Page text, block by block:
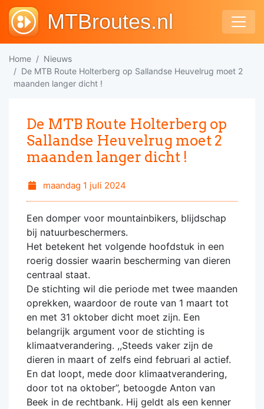
MTBroutes.nl
Home
Nieuws
De MTB Route Holterberg op Sallandse Heuvelrug moet 2
maanden langer dicht !
De MTB Route Holterberg op
Sallandse Heuvelrug moet 2
maanden langer dicht !
maandag 1 juli 2024
Een domper voor mountainbikers, blijdschap
bij natuurbeschermers.
Het betekent het volgende hoofdstuk in een
roerig dossier waarin bescherming van dieren
centraal staat.
De stichting wil die periode met twee maanden
oprekken, waardoor de route van 1 maart tot
en met 31 oktober dicht moet zijn. Een
belangrijk argument voor de stichting is
klimaatverandering. ,,Steeds vaker zijn de
dieren in maart of zelfs eind februari al actief.
En dat loopt, mede door klimaatverandering,
door tot na oktober’’, betoogde Anton van
Beek in de rechtbank. Hij geldt als een kenner